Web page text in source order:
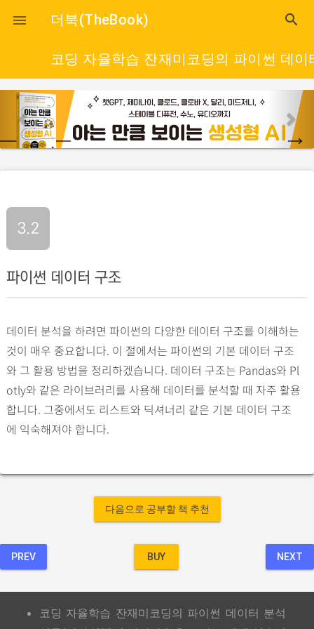
close
 더북(TheBook) search
코딩 자율학습 잔재미코딩의 파이썬 데이
p
r
e
s
e
x
3.2
파이썬 데이터 구조
데이터 분석을 하려면 파이썬의 다양한 데이터 구조를 이해하는
것이 매우 중요합니다. 이 절에서는 파이썬의 기본 데이터 구조
와 그 활용 방법을 정리하겠습니다. 데이터 구조는 Pandas와 Pl
otly와 같은 라이브러리를 사용해 데이터를 분석할 때 자주 활용
합니다. 그중에서도 리스트와 딕셔너리 같은 기본 데이터 구조
에 익숙해져야 합니다.
다음으로 공부할 책 추천
PREV BUY NEXT
코딩 자율학습 잔재미코딩의 파이썬 데이터 분석